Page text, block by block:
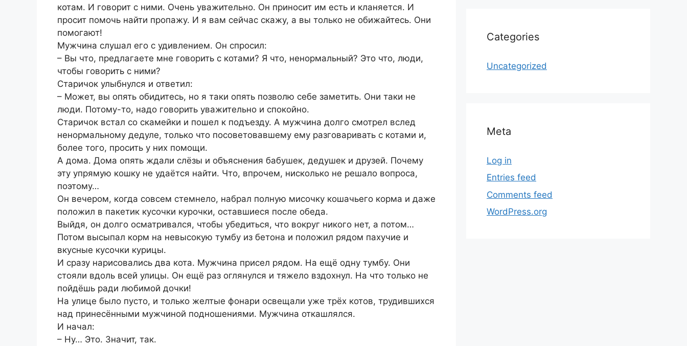
котам. И говорит с ними. Очень уважительно. Он приносит им есть и кланяется. И
просит помочь найти пропажу. И я вам сейчас скажу, а вы только не обижайтесь. Они
помогают!
Мужчина слушал его с удивлением. Он спросил:
– Вы что, предлагаете мне говорить с котами? Я что, ненормальный? Это что, люди,
чтобы говорить с ними?
Старичок улыбнулся и ответил:
– Может, вы опять обидитесь, но я таки опять позволю себе заметить. Они таки не
люди. Потому-то, надо говорить уважительно и спокойно.
Старичок встал со скамейки и пошел к подъезду. А мужчина долго смотрел вслед
ненормальному дедуле, только что посоветовавшему ему разговаривать с котами и,
более того, просить у них помощи.
А дома. Дома опять ждали слёзы и объяснения бабушек, дедушек и друзей. Почему
эту упрямую кошку не удаётся найти. Что, впрочем, нисколько не решало вопроса,
поэтому…
Он вечером, когда совсем стемнело, набрал полную мисочку кошачьего корма и даже
положил в пакетик кусочки курочки, оставшиеся после обеда.
Выйдя, он долго осматривался, чтобы убедиться, что вокруг никого нет, а потом…
Потом высыпал корм на невысокую тумбу из бетона и положил рядом пахучие и
вкусные кусочки курицы.
И сразу нарисовались два кота. Мужчина присел рядом. На ещё одну тумбу. Они
стояли вдоль всей улицы. Он ещё раз оглянулся и тяжело вздохнул. На что только не
пойдёшь ради любимой дочки!
На улице было пусто, и только желтые фонари освещали уже трёх котов, трудившихся
над принесёнными мужчиной подношениями. Мужчина откашлялся.
И начал:
– Ну… Это. Значит, так.
Categories
Uncategorized
Meta
Log in
Entries feed
Comments feed
WordPress.org